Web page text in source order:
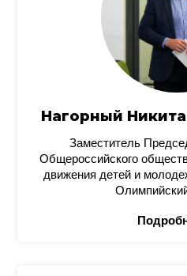
Нагорный
Заместитель
Общероссийского
движения детей и